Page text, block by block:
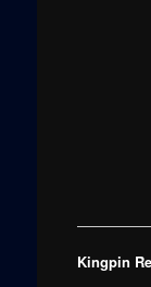
Kingpin